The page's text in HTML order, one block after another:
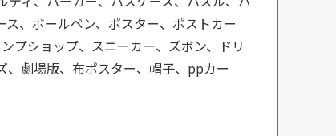
、ボールペン、ポスター、ポストカー
プショップ、スニーカー、ズボン、ドリ
、劇場版、布ポスター、帽子、ppカー